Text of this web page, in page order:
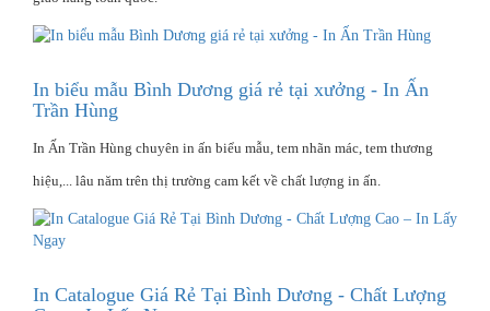
In biểu mẫu Bình Dương giá rẻ tại xưởng - In Ấn
Trần Hùng
In Ấn Trần Hùng chuyên in ấn biểu mẫu, tem nhãn mác, tem thương
hiệu,... lâu năm trên thị trường cam kết về chất lượng in ấn.
In Catalogue Giá Rẻ Tại Bình Dương - Chất Lượng